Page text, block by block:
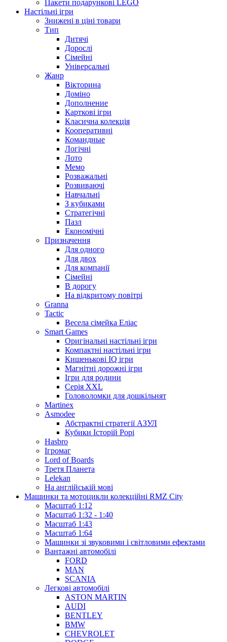
Пакети подарункові LEGO
Настільні ігри
Знижені в ціні товари
Тип
Дитячі
Дорослі
Сімейні
Універсальні
Жанр
Вікторина
Доміно
Дополнение
Карткові ігри
Класична колекція
Кооперативні
Командные
Логічні
Лото
Мемо
Розважальні
Розвиваючі
Навчальні
З кубиками
Стратегічні
Пазл
Економічні
Призначення
Для одного
Для двох
Для компанії
Сімейні
В дорогу
На відкритому повітрі
Granna
Tactic
Весела сімейка Еліас
Smart Games
Оригінальні настільні ігри
Компактні настільні ігри
Кишенькові IQ ігри
Магнітні дорожні ігри
Ігри для родини
Серія XXL
Головоломки для дошкільнят
Martinex
Asmodee
Абстрактні стратегії АЗУЛ
Кубики Історій Рорі
Hasbro
Ігромаг
Lord of Boards
Третя Планета
Lelekan
На англійській мові
Машинки та мотоцикли колекційні RMZ City
Масштаб 1:12
Масштаб 1:32 - 1:40
Масштаб 1:43
Масштаб 1:64
Машинки зі звуковими і світловими ефектами
Вантажні автомобілі
FORD
MAN
SCANIA
Легкові автомобілі
ASTON MARTIN
AUDI
BENTLEY
BMW
CHEVROLET